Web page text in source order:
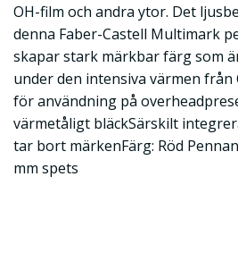
OH-film och andra ytor. Det
denna Faber-Castell Multimark
skapar stark märkbar färg som
under den intensiva värmen
för användning på
värmetåligt bläckSärskilt
tar bort märkenFärg: Röd
mm spets